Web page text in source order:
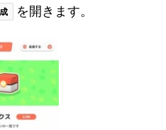
を開きます。